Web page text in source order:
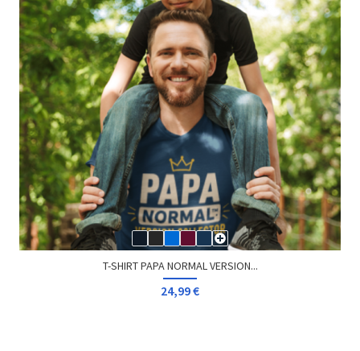
T-SHIRT PAPA NORMAL VERSION...
24,99 €